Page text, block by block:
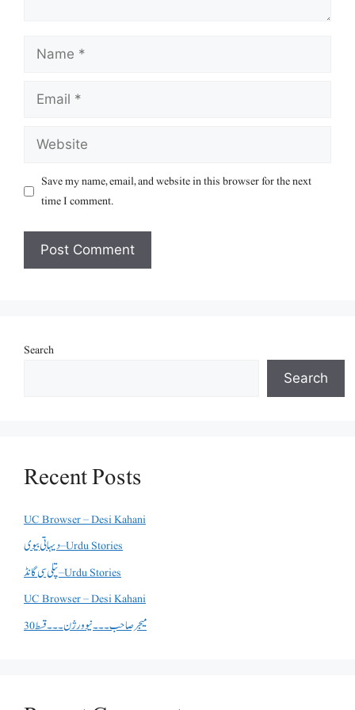
Name
Email
Website
Save my name, email, and website in this browser for the next
time I comment.
Search
Search
Recent Posts
UC Browser – Desi Kahani
دیہاتی بیوی – Urdu Stories
پتلی سی گانڈ – Urdu Stories
UC Browser – Desi Kahani
میجر صاحب۔۔۔نیو ورژن ۔۔۔قسط 30